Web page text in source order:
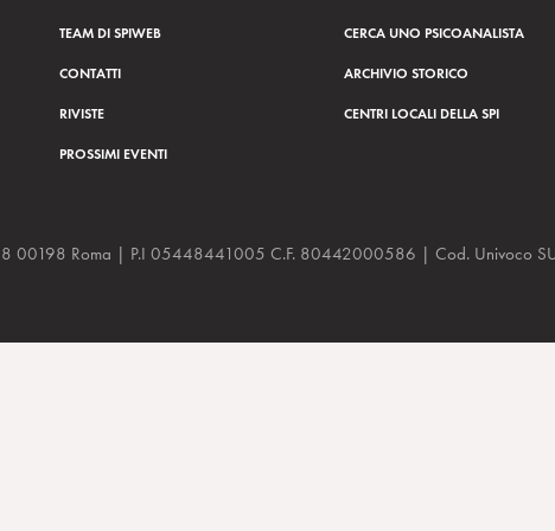
TEAM DI SPIWEB
CONTATTI
RIVISTE
PROSSIMI EVENTI
CERCA UNO PSICOANALISTA
ARCHIVIO STORICO
CENTRI LOCALI DELLA SPI
00198 Roma | P.I 05448441005 C.F. 80442000586 | Cod. Univoco